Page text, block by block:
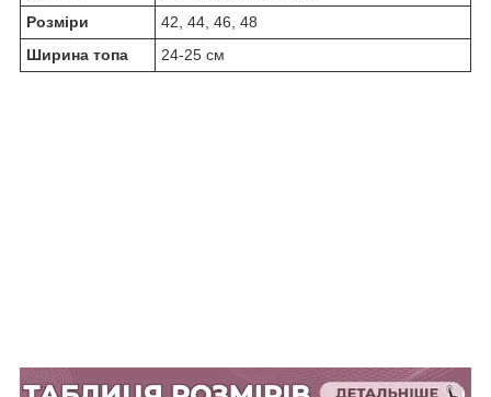
Розміри
42, 44, 46, 48
Ширина топа
24-25 см